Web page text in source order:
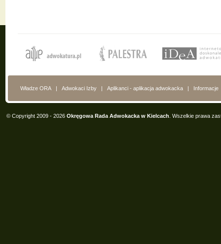
Władze ORA | Adwokaci Izby | Aplikanci - aplikacja adwokacka | Informacje
© Copyright 2009 - 2026 Okręgowa Rada Adwokacka w Kielcach . Wszelkie prawa